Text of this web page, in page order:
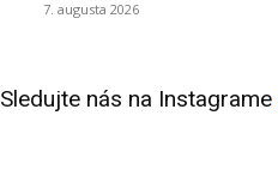
7. augusta 2026
Sledujte nás na Instagrame